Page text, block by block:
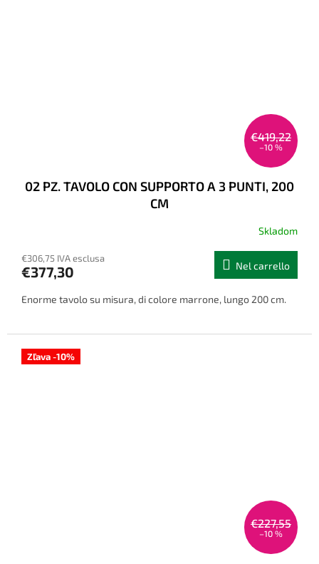
€419,22
–10 %
02 PZ. TAVOLO CON SUPPORTO A 3 PUNTI, 200
CM
Skladom
€306,75 IVA esclusa
€377,30 Nel carrello
Enorme tavolo su misura, di colore marrone, lungo 200 cm.
Zľava -10%
€227,55
–10 %